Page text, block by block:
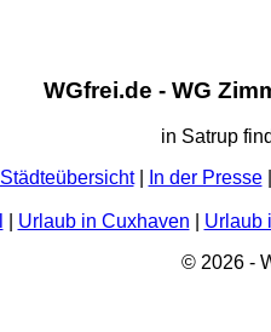
WGfrei.de - WG
in Satrup
Städteübersicht| In der Presse|
Urlaub in Cuxhaven Urlaub
© 2026 -